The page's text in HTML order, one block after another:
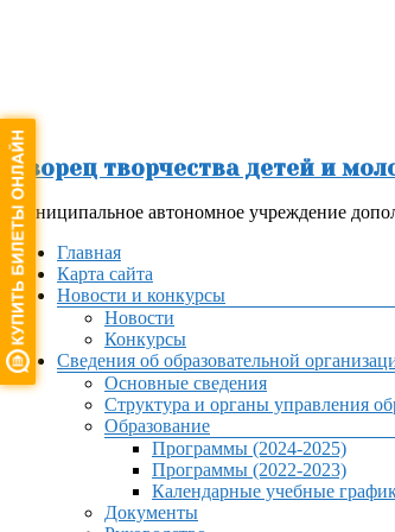
Дворец творчества детей и
Муниципальное автономное учреждение
МенюГлавная
Карта сайта
Новости и конкурсы
Новости
Конкурсы
Сведения об образовательной
Основные сведения
Структура и органы управления
Образование
Программы (2024-2025)
Программы (2022-2023)
Календарные учебные
Документы